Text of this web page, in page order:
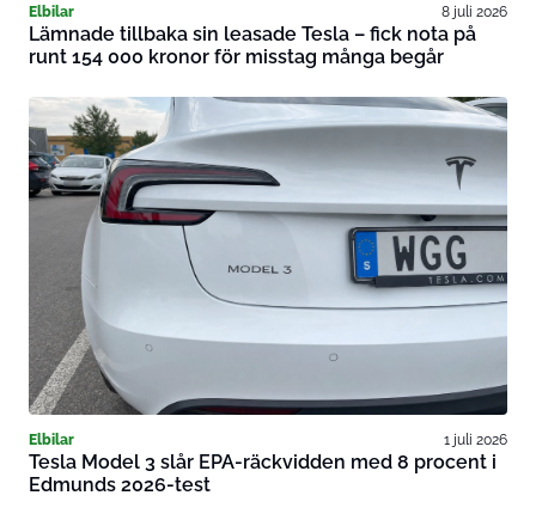
Elbilar 8 juli 2026
Lämnade tillbaka sin leasade Tesla – fick nota på
runt 154 000 kronor för misstag många begår
Elbilar 1 juli 2026
Tesla Model 3 slår EPA-räckvidden med 8 procent i
Edmunds 2026-test